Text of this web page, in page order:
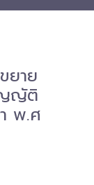
ารศึกษา
ยาย
ญญัติ
พ.ศ